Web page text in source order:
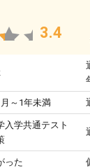
3.4
～1年未満
入学共通テスト
った